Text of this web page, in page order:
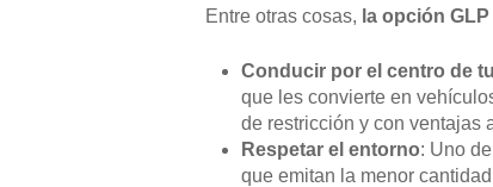
Entre otras cosas, la opción
Conducir por el centro de
que les convierte en
de restricción y con ventajas
Respetar el entorno: Uno
que emitan la menor